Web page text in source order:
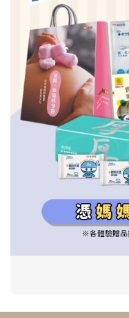
信誼基金會
2022信誼年度報告
2023信誼年度報告
2024信誼年度報告